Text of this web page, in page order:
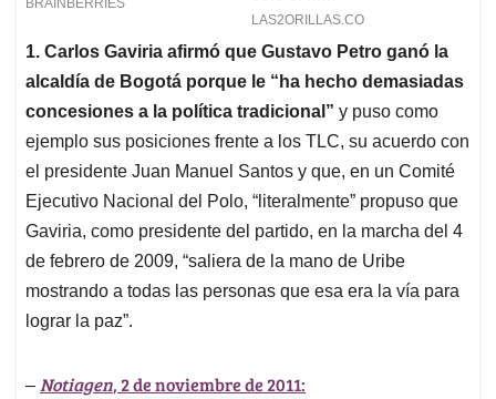
1. Carlos Gaviria afirmó que Gustavo Petro ganó la
alcaldía de Bogotá porque le “ha hecho demasiadas
concesiones a la política tradicional” y puso como
ejemplo sus posiciones frente a los TLC, su acuerdo con
el presidente Juan Manuel Santos y que, en un Comité
Ejecutivo Nacional del Polo, “literalmente” propuso que
Gaviria, como presidente del partido, en la marcha del 4
de febrero de 2009, “saliera de la mano de Uribe
mostrando a todas las personas que esa era la vía para
lograr la paz”.
– Notiagen, 2 de noviembre de 2011: